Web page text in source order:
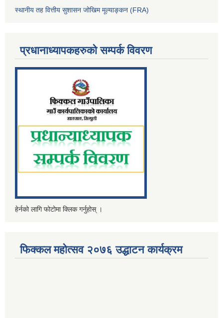
स्थानीय तह वित्तीय सुशासन जोखिम मूल्याङ्कन (FRA)
प्रधानाध्यापकहरुको सम्पर्क विवरण
हेर्नको लागि फोटोमा क्लिक गर्नुहोस् ।
फिक्कल महोत्सव २०७६ उद्धाटन कार्यक्रम